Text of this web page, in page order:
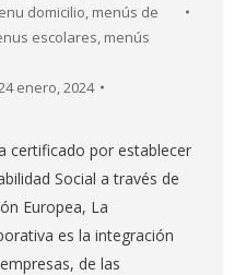
domicilio, menús de
escolares, menús
enero, 2024
certificado por establecer
Social a través de
Europea, La
es la integración
de las